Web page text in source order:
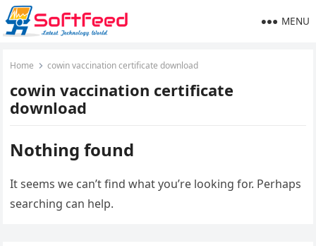
MENU
Home cowin vaccination certificate download
cowin vaccination certificate
download
Nothing found
It seems we can’t find what you’re looking for. Perhaps
searching can help.